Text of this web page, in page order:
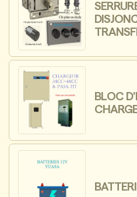
BLOC